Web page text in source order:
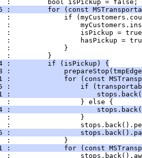
:         bool isPickup = false;
:         for (const
:             if
:
:                 isPickup =
:                 hasPickup =
:             }
:         }
:         if (isPickup) {
:
:             for (const
:                 if
:
:                 } else {
:
:                 }
:
:
:             }
:             for (const
: